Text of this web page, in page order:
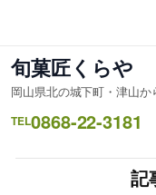
を
ス
キ
ッ
旬菓匠くらや
岡山県北の城下町・津山か
TEL0868-22-3181
記